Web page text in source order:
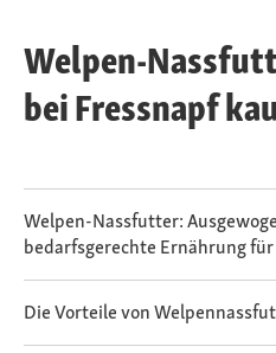
Welpen-
bei Fressnapf
Welpen-Nassfutter:
bedarfsgerechte Ernährung
Die Vorteile von